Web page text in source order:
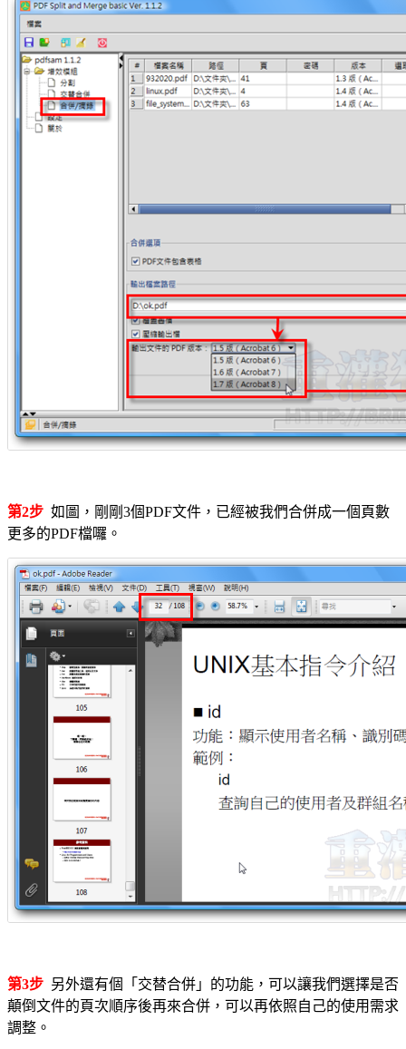
第2步 如圖，剛剛3個PDF文件，已經被我們合併成一個頁數
更多的PDF檔囉。
第3步 另外還有個「交替合併」的功能，可以讓我們選擇是否
顛倒文件的頁次順序後再來合併，可以再依照自己的使用需求
調整。